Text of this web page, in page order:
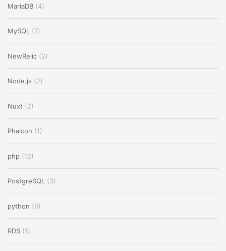
MariaDB (4)
MySQL (7)
NewRelic (2)
Node.js (2)
Nuxt (2)
Phalcon (1)
php (12)
PostgreSQL (3)
python (6)
RDS (1)